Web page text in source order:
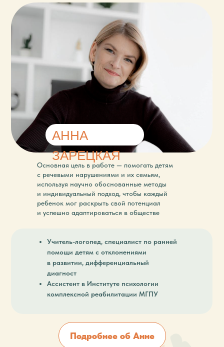
Основная цель в работе — помогать детям
с речевыми нарушениями и их семьям,
используя научно обоснованные методы
и индивидуальный подход, чтобы каждый
ребенок мог раскрыть свой потенциал
и успешно адаптироваться в обществе
Учитель-логопед, специалист по ранней
помощи детям с отклонениями
в развитии, дифференциальный
диагност
Ассистент в Институте психологии
комплексной реабилитации МГПУ
Подробнее об Анне
АННА
ЗАРЕЦКАЯ